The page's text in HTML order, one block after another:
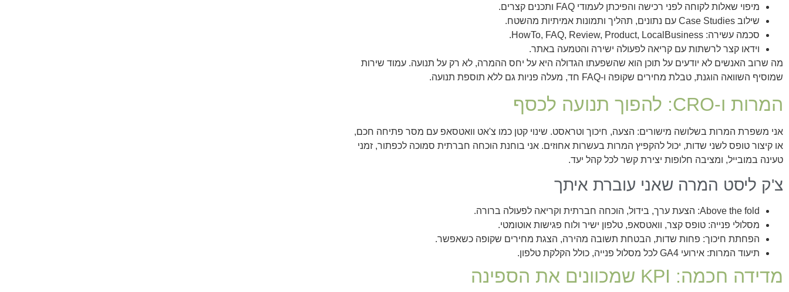
מיפוי שאלות לקוחה לפני רכישה והפיכתן לעמודי FAQ ותכנים קצרים.
שילוב Case Studies עם נתונים, תהליך ותמונות אמיתיות מהשטח.
סכמה עשירה: HowTo, FAQ, Review, Product, LocalBusiness.
וידאו קצר לרשתות עם קריאה לפעולה ישירה והטמעה באתר.
מה שרוב האנשים לא יודעים על תוכן הוא שהשפעתו הגדולה היא על יחס ההמרה, לא רק על תנועה. עמוד שירות
שמוסיף השוואה הוגנת, טבלת מחירים שקופה ו‑FAQ חד, מעלה פניות גם ללא תוספת תנועה.
המרות ו‑CRO: להפוך תנועה לכסף
אני משפרת המרות בשלושה מישורים: הצעה, חיכוך וטראסט. שינוי קטן כמו צ'אט וואטסאפ עם מסר פתיחה חכם,
או קיצור טופס לשני שדות, יכול להקפיץ המרות בעשרות אחוזים. אני בוחנת הוכחה חברתית סמוכה לכפתור, זמני
טעינה במובייל, ומציבה חלופות יצירת קשר לכל קהל יעד.
צ'ק ליסט המרה שאני עוברת איתך
Above the fold: הצעת ערך, בידול, הוכחה חברתית וקריאה לפעולה ברורה.
מסלולי פנייה: טופס קצר, וואטסאפ, טלפון ישיר ולוח פגישות אוטומטי.
הפחתת חיכוך: פחות שדות, הבטחת תשובה מהירה, הצגת מחירים שקופה כשאפשר.
תיעוד המרות: אירועי GA4 לכל מסלול פנייה, כולל הקלקת טלפון.
מדידה חכמה: KPI שמכוונים את הספינה